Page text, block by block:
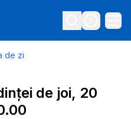
de zi
de joi, 20